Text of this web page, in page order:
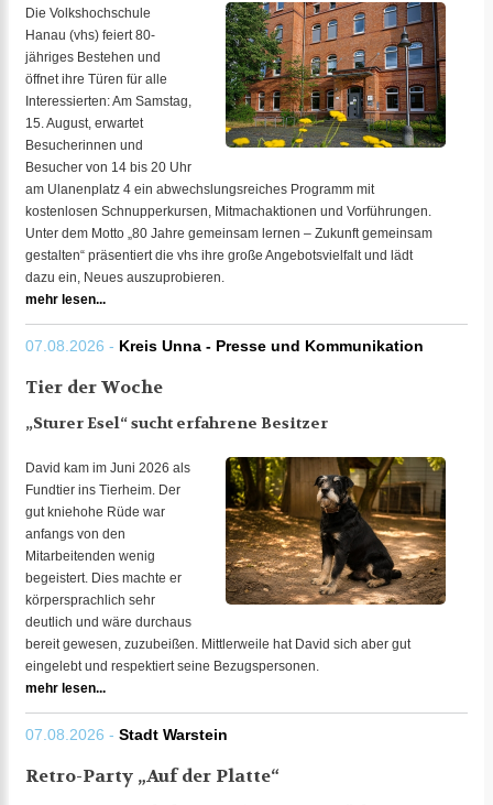
Die Volkshochschule
Hanau (vhs) feiert 80-
jähriges Bestehen und
öffnet ihre Türen für alle
Interessierten: Am Samstag,
15. August, erwartet
Besucherinnen und
Besucher von 14 bis 20 Uhr
am Ulanenplatz 4 ein abwechslungsreiches Programm mit
kostenlosen Schnupperkursen, Mitmachaktionen und Vorführungen.
Unter dem Motto „80 Jahre gemeinsam lernen – Zukunft gemeinsam
gestalten“ präsentiert die vhs ihre große Angebotsvielfalt und lädt
dazu ein, Neues auszuprobieren.
mehr lesen...
07.08.2026 - Kreis Unna - Presse und Kommunikation
Tier der Woche
„Sturer Esel“ sucht erfahrene Besitzer
David kam im Juni 2026 als
Fundtier ins Tierheim. Der
gut kniehohe Rüde war
anfangs von den
Mitarbeitenden wenig
begeistert. Dies machte er
körpersprachlich sehr
deutlich und wäre durchaus
bereit gewesen, zuzubeißen. Mittlerweile hat David sich aber gut
eingelebt und respektiert seine Bezugspersonen.
mehr lesen...
07.08.2026 - Stadt Warstein
Retro-Party „Auf der Platte“